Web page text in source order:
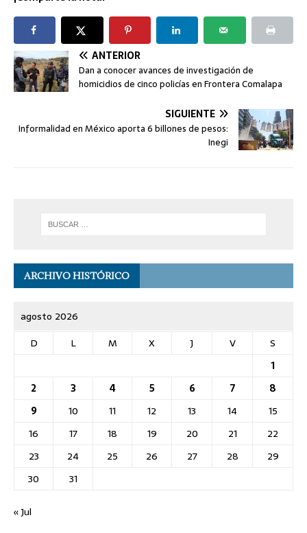
ANTERIOR
Dan a conocer avances de investigación de
homicidios de cinco policías en Frontera Comalapa
SIGUIENTE
Informalidad en México aporta 6 billones de pesos:
Inegi
ARCHIVO HISTÓRICO
agosto 2026
D
L M X J V
S
1
2
3 4 5 6 7
8
9
10 11 12 13 14
15
16
17 18 19 20 21
22
23
24 25 26 27 28
29
30
31
« Jul